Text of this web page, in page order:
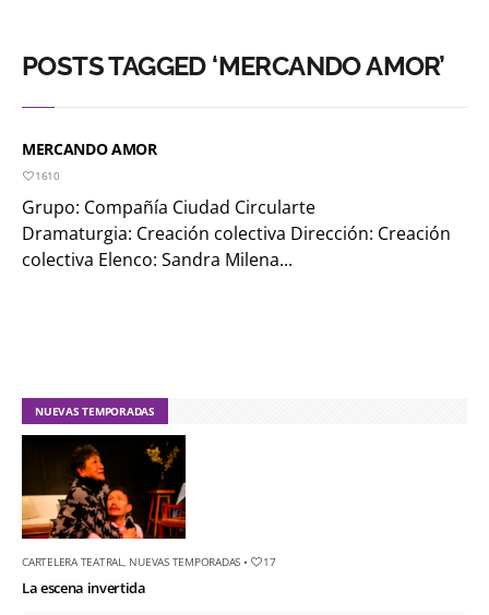
POSTS TAGGED ‘MERCANDO AMOR’
MERCANDO AMOR
1610
Grupo: Compañía Ciudad Circularte
Dramaturgia: Creación colectiva Dirección: Creación
colectiva Elenco: Sandra Milena...
NUEVAS TEMPORADAS
CARTELERA TEATRAL NUEVAS TEMPORADAS • 17
La escena invertida